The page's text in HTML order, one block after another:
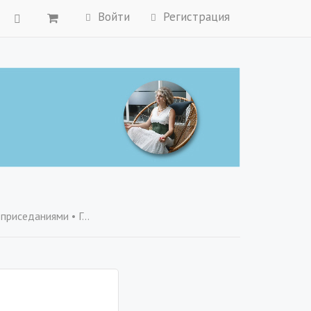
Войти Регистрация
Касание - базовый